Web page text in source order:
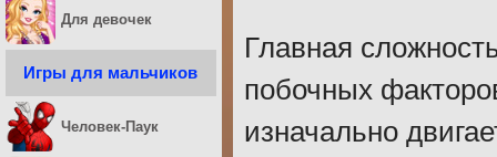
Главная
побочных
изначально
Для девочек
Игры для мальчиков
Человек-Паук